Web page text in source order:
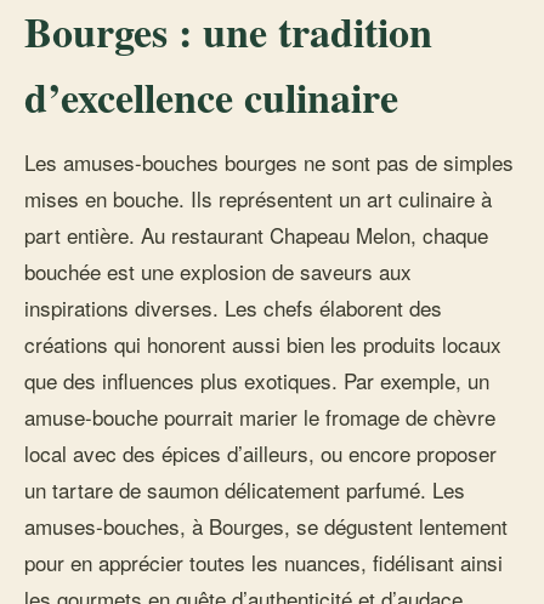
Bourges : une tradition
d’excellence culinaire
Les amuses-bouches bourges ne sont pas de simples
mises en bouche. Ils représentent un art culinaire à
part entière. Au restaurant Chapeau Melon, chaque
bouchée est une explosion de saveurs aux
inspirations diverses. Les chefs élaborent des
créations qui honorent aussi bien les produits locaux
que des influences plus exotiques. Par exemple, un
amuse-bouche pourrait marier le fromage de chèvre
local avec des épices d’ailleurs, ou encore proposer
un tartare de saumon délicatement parfumé. Les
amuses-bouches, à Bourges, se dégustent lentement
pour en apprécier toutes les nuances, fidélisant ainsi